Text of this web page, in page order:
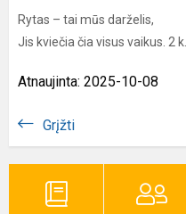
Rytas – tai mūs darželis,
Jis kviečia čia visus vaikus. 2 k.
Atnaujinta: 2025-10-08
Grįžti